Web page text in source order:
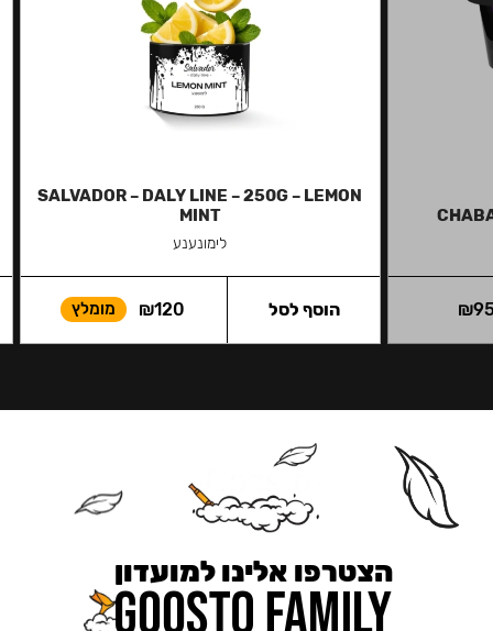
₪
SALVADOR – DALY LINE – 250G – LEMON
MINT
לימונענע
₪120 מומלץ הוסף לסל
הצטרפו אלינו למועדון